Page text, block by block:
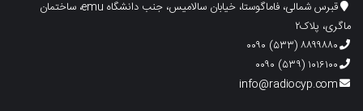
قبرس شمالی، فاماگوستا، خیابان سالامیس، جنب دانشگاه emu، ساختمان
ماگری، پلاک۲
۸۸۹۹۸۸۰ (۵۳۳) ۰۰۹۰
۱۰۱۶۱۰۰ (۵۳۹) ۰۰۹۰
info@radiocyp.com